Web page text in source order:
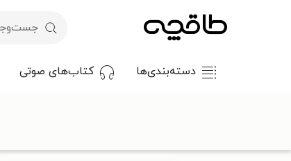
دسته‌بندی‌ها کتاب‌های صوتی